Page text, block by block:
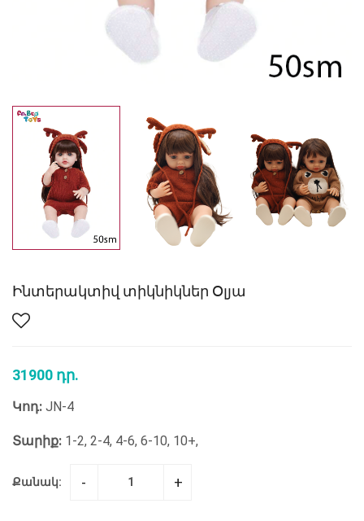
Ինտերակտիվ տիկնիկներ Օլյա
31900 դր.
Կոդ: JN-4
Տարիք: 1-2, 2-4, 4-6, 6-10, 10+,
Քանակ: - +